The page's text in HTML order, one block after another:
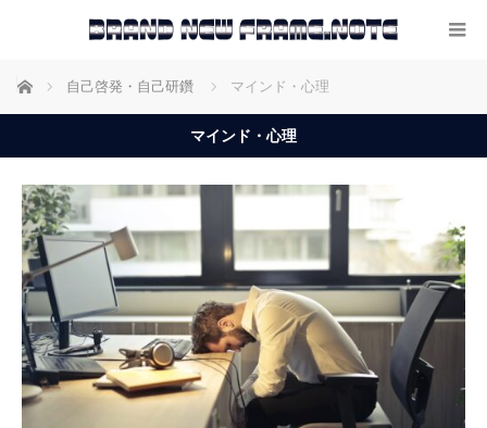
ホーム 自己啓発・自己研鑽 マインド・心理
マインド・心理